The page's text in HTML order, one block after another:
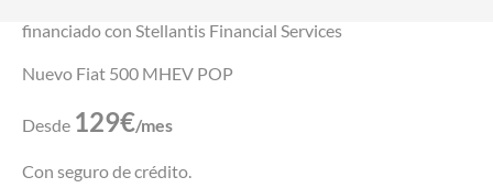
financiado con Stellantis Financial Services
Nuevo Fiat 500 MHEV POP
Desde 129€/mes
Con seguro de crédito.